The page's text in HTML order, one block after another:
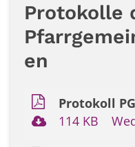
Protokolle
en
Protokoll
114 KB